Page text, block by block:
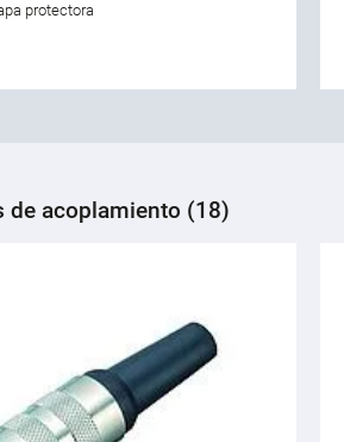
protectora
de acoplamiento (18)